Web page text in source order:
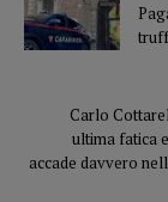
Carlo
ultima fatica
accade davvero